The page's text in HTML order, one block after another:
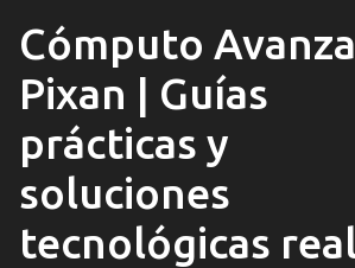
Ir al contenido
Cómputo
Pixan | Guías
prácticas y
soluciones
tecnológicas